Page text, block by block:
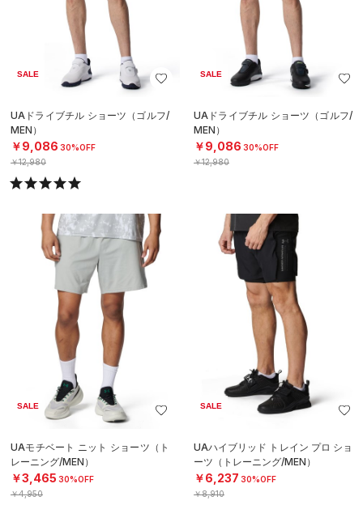
SALE
UAドライブチル ショーツ（ゴルフ/
MEN）
￥9,086 30%OFF
￥12,980
SALE
UAドライブチル ショーツ（ゴルフ/
MEN）
￥9,086 30%OFF
￥12,980
SALE
UAモチベート ニット ショーツ（ト
レーニング/MEN）
￥3,465 30%OFF
￥4,950
SALE
UAハイブリッド トレイン プロ ショ
ーツ（トレーニング/MEN）
￥6,237 30%OFF
￥8,910